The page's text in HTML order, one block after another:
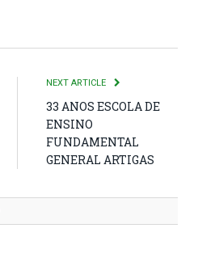
NEXT ARTICLE
33 ANOS ESCOLA DE
ENSINO
FUNDAMENTAL
GENERAL ARTIGAS